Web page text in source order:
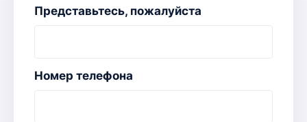
Представьтесь, пожалуйста
Номер телефона